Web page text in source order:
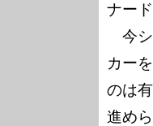
ナー
今シ
カー
のは
進め